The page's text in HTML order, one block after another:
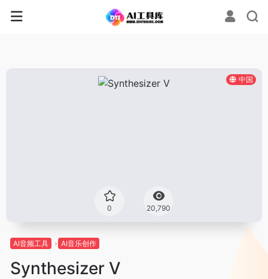
中国
0 20,790
AI音频工具 AI音乐创作
Synthesizer V